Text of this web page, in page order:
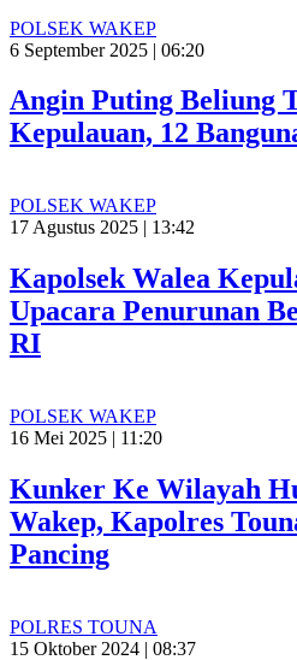
POLSEK WAKEP
6 September 2025 | 06:20
Angin Puting Beliung
Kepulauan, 12
POLSEK WAKEP
17 Agustus 2025 | 13:42
Kapolsek Walea
Upacara Penurunan
RI
POLSEK WAKEP
16 Mei 2025 | 11:20
Kunker Ke Wilayah
Wakep, Kapolres
Pancing
POLRES TOUNA
15 Oktober 2024 | 08:37